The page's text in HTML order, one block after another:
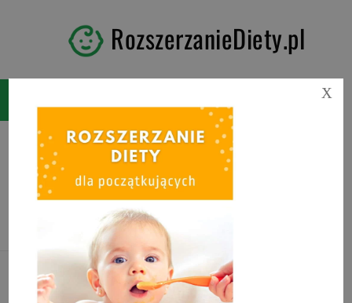
RozszerzanieDiety.pl
Tag:produkty bogate w
wapń
X